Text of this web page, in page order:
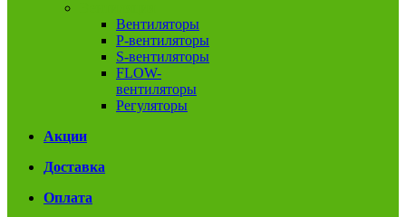
Вентиляторы
P-вентиляторы
S-вентиляторы
FLOW-
вентиляторы
Регуляторы
Акции
Доставка
Оплата